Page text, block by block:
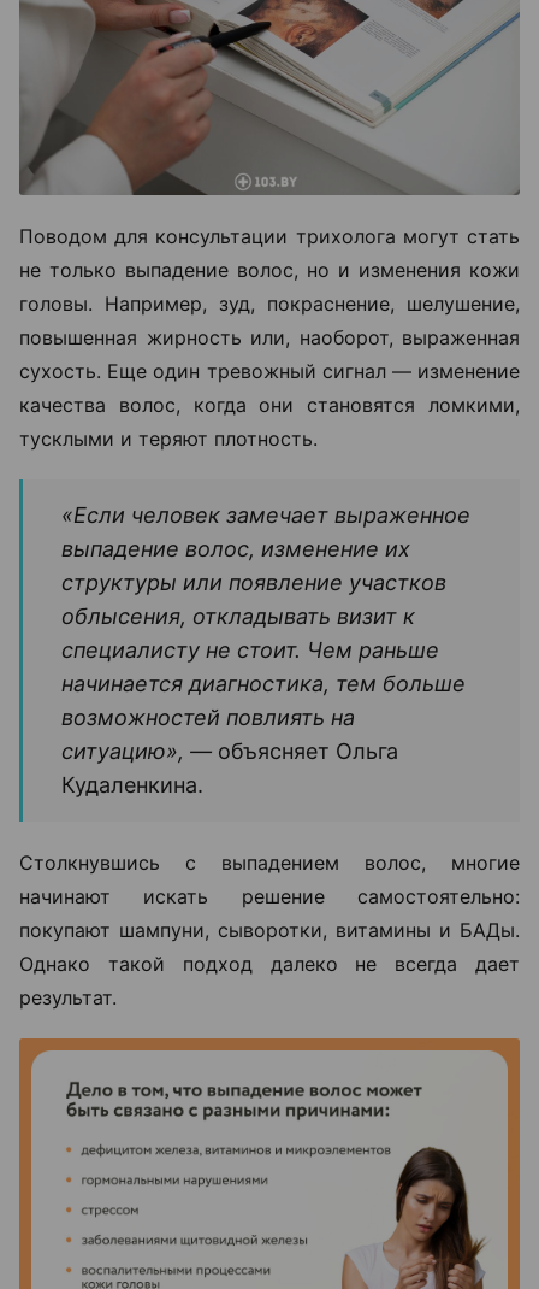
Поводом для консультации трихолога могут стать
не только выпадение волос, но и изменения кожи
головы. Например, зуд, покраснение, шелушение,
повышенная жирность или, наоборот, выраженная
сухость. Еще один тревожный сигнал — изменение
качества волос, когда они становятся ломкими,
тусклыми и теряют плотность.
«Если человек замечает выраженное
выпадение волос, изменение их
структуры или появление участков
облысения, откладывать визит к
специалисту не стоит. Чем раньше
начинается диагностика, тем больше
возможностей повлиять на
ситуацию», — объясняет Ольга
Кудаленкина.
Столкнувшись с выпадением волос, многие
начинают искать решение самостоятельно:
покупают шампуни, сыворотки, витамины и БАДы.
Однако такой подход далеко не всегда дает
результат.